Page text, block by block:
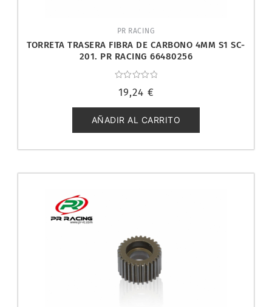
PR RACING
TORRETA TRASERA FIBRA DE CARBONO 4MM S1 SC-
201. PR RACING 66480256
con
de
5
19,24 €
AÑADIR AL CARRITO